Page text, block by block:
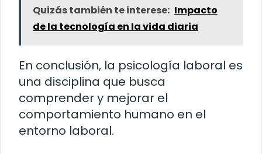
Quizás también te interese: Impacto
de la tecnología en la vida diaria
En conclusión, la psicología laboral es
una disciplina que busca
comprender y mejorar el
comportamiento humano en el
entorno laboral.